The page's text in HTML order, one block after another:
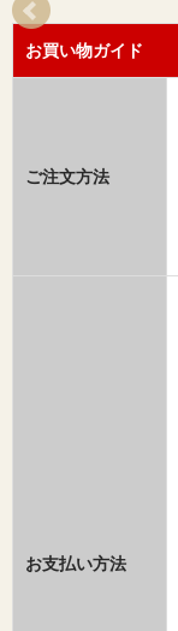
お買い物ガイド
ご注文方法
お支払い方法